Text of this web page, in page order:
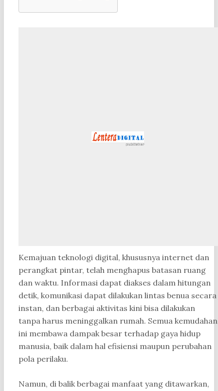
Kemajuan teknologi digital, khususnya internet dan
perangkat pintar, telah menghapus batasan ruang
dan waktu. Informasi dapat diakses dalam hitungan
detik, komunikasi dapat dilakukan lintas benua secara
instan, dan berbagai aktivitas kini bisa dilakukan
tanpa harus meninggalkan rumah. Semua kemudahan
ini membawa dampak besar terhadap gaya hidup
manusia, baik dalam hal efisiensi maupun perubahan
pola perilaku.
Namun, di balik berbagai manfaat yang ditawarkan,